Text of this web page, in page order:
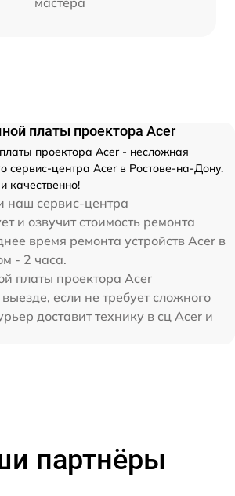
платы проектора Acer
проектора Acer - несложная
сервис-центра Acer в Ростове-на-Дону.
качественно!
наш сервис-центра
и озвучит стоимость ремонта
время ремонта устройств Acer в
- 2 часа.
платы проектора Acer
если не требует сложного
доставит технику в сц Acer и
партнёры